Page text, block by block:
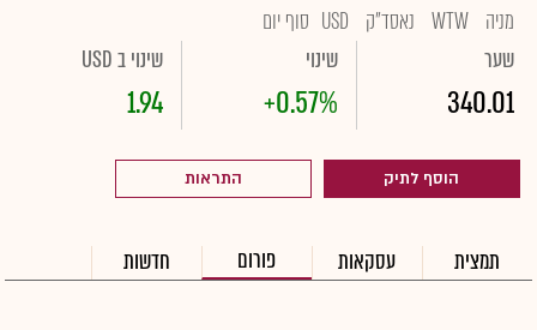
מניה WTW נאסד"ק USD סוף יום
שער
340.01
שינוי
+0.57%
שינוי ב USD
1.94
הוסף לתיק התראות
תמצית עסקאות פורום חדשות